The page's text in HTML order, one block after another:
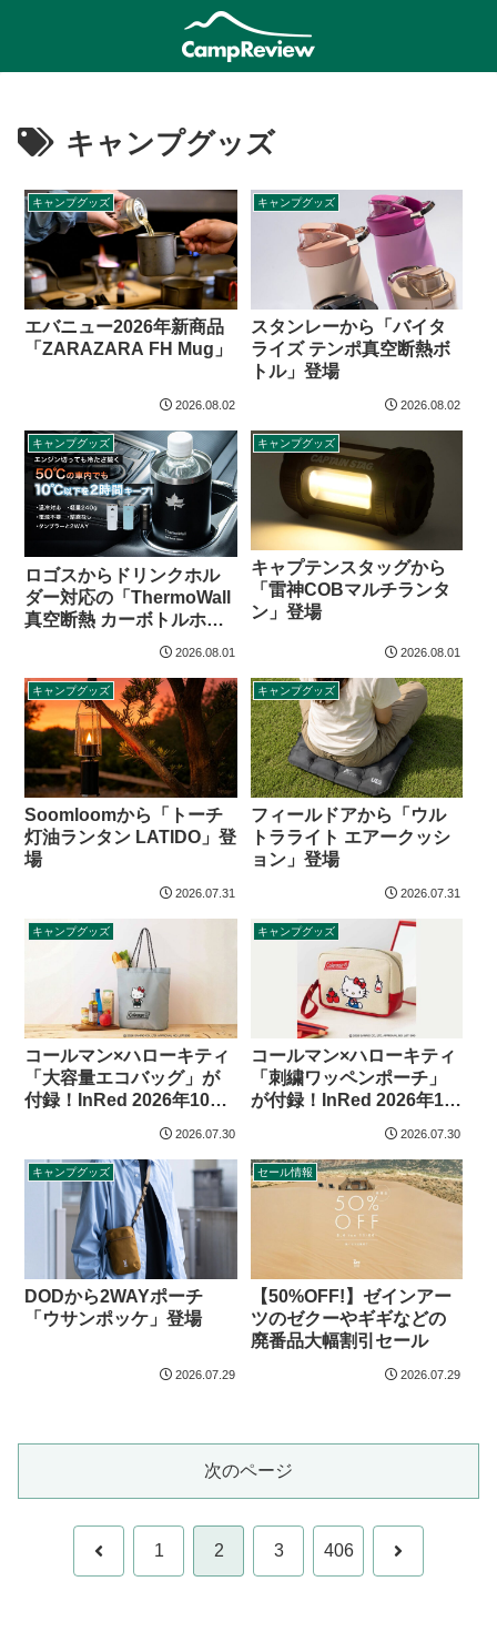
キャンプグッズ
キャンプグッズ
エバニュー2026年新商品
「ZARAZARA FH Mug」
2026.08.02
キャンプグッズ
スタンレーから「バイタ
ライズ テンポ真空断熱ボ
トル」登場
2026.08.02
キャンプグッズ
ロゴスからドリンクホル
ダー対応の「ThermoWall
真空断熱 カーボトルホル
2026.08.01
キャンプグッズ
キャプテンスタッグから
「雷神COBマルチランタ
ン」登場
2026.08.01
キャンプグッズ
Soomloomから「トーチ
灯油ランタン LATIDO」登
場
2026.07.31
キャンプグッズ
フィールドアから「ウル
トラライト エアークッシ
ョン」登場
2026.07.31
キャンプグッズ
コールマン×ハローキティ
「大容量エコバッグ」が
付録！InRed 2026年10月
2026.07.30
キャンプグッズ
コールマン×ハローキティ
「刺繍ワッペンポーチ」
が付録！InRed 2026年10
2026.07.30
キャンプグッズ
DODから2WAYポーチ
「ウサンポッケ」登場
2026.07.29
セール情報
【50%OFF!】ゼインアー
ツのゼクーやギギなどの
廃番品大幅割引セール
2026.07.29
次のページ
前 1 2 3 406 次